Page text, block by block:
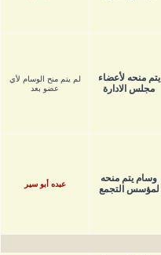
يتم منحه لأعضاء
مجلس الادارة
لم يتم منح الوسام لأي
عضو بعد
وسام يتم منحه
لمؤسس التجمع
عبده أبو سير